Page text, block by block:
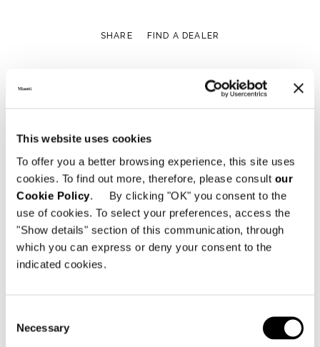
This website uses cookies
To offer you a better browsing experience, this site uses
cookies. To find out more, therefore, please consult our
Cookie Policy. By clicking "OK" you consent to the
use of cookies. To select your preferences, access the
"Show details" section of this communication, through
which you can express or deny your consent to the
indicated cookies.
Selection
Necessary
SHARE FIND A DEALER
View More Yachting Projects